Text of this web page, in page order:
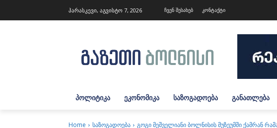
პარასკევი, აგვისტო 7, 2026 ჩვენ შესახებ კონტაქტი
ᲞᲝᲚᲘᲢᲘᲙᲐ ᲔᲙᲝᲜᲝᲛᲘᲙᲐ ᲡᲐᲖᲝᲒᲐᲓᲝᲔᲑᲐ ᲒᲐᲜᲐᲗᲚᲔᲑᲐ
Home საზოგადოება გოგი მეშველიანი ბოლნისის მუზეუმში ქამრან